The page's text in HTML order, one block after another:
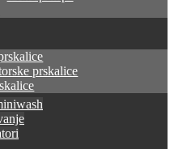
prskalice